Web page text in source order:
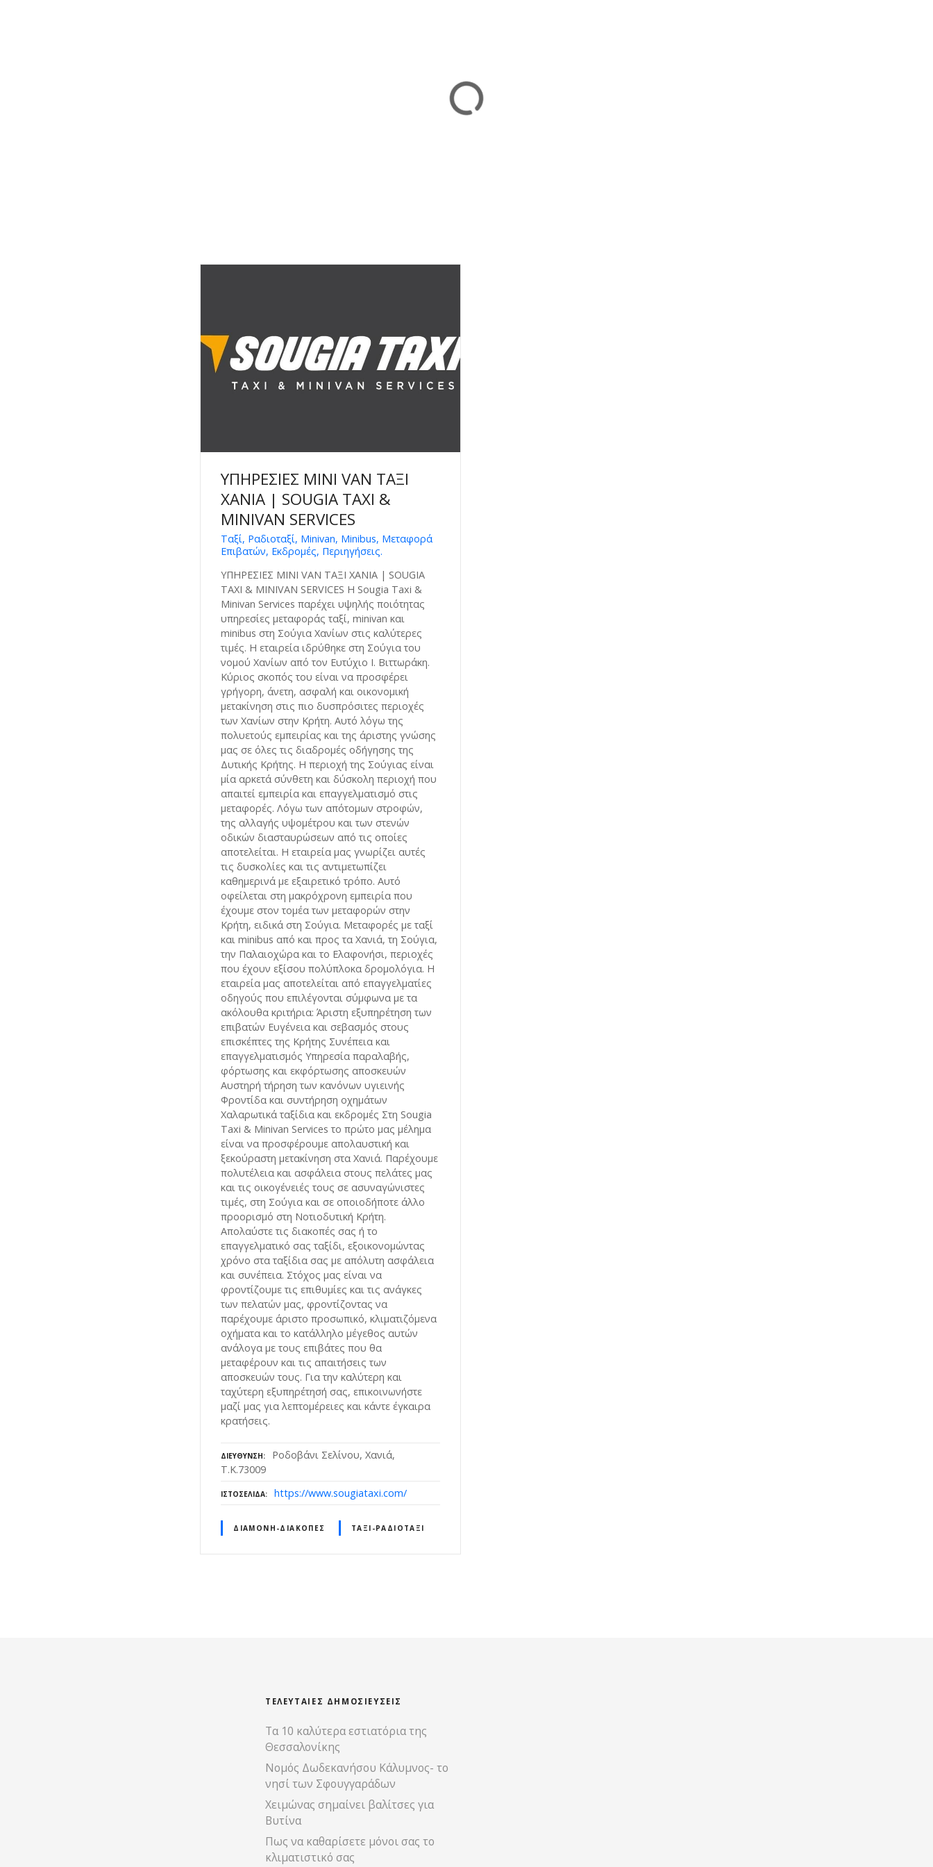
ΥΠΗΡΕΣΙΕΣ MINI VAN ΤΑΞΙ
ΧΑΝΙΑ | SOUGIA TAXI &
MINIVAN SERVICES
Ταξί, Ραδιοταξί, Minivan, Minibus, Μεταφορά
Επιβατών, Εκδρομές, Περιηγήσεις.
ΥΠΗΡΕΣΙΕΣ MINI VAN ΤΑΞΙ ΧΑΝΙΑ | SOUGIA
TAXI & MINIVAN SERVICES Η Sougia Taxi &
Minivan Services παρέχει υψηλής ποιότητας
υπηρεσίες μεταφοράς ταξί, minivan και
minibus στη Σούγια Χανίων στις καλύτερες
τιμές. Η εταιρεία ιδρύθηκε στη Σούγια του
νομού Χανίων από τον Ευτύχιο Ι. Βιττωράκη.
Κύριος σκοπός του είναι να προσφέρει
γρήγορη, άνετη, ασφαλή και οικονομική
μετακίνηση στις πιο δυσπρόσιτες περιοχές
των Χανίων στην Κρήτη. Αυτό λόγω της
πολυετούς εμπειρίας και της άριστης γνώσης
μας σε όλες τις διαδρομές οδήγησης της
Δυτικής Κρήτης. Η περιοχή της Σούγιας είναι
μία αρκετά σύνθετη και δύσκολη περιοχή που
απαιτεί εμπειρία και επαγγελματισμό στις
μεταφορές. Λόγω των απότομων στροφών,
της αλλαγής υψομέτρου και των στενών
οδικών διασταυρώσεων από τις οποίες
αποτελείται. Η εταιρεία μας γνωρίζει αυτές
τις δυσκολίες και τις αντιμετωπίζει
καθημερινά με εξαιρετικό τρόπο. Αυτό
οφείλεται στη μακρόχρονη εμπειρία που
έχουμε στον τομέα των μεταφορών στην
Κρήτη, ειδικά στη Σούγια. Μεταφορές με ταξί
και minibus από και προς τα Χανιά, τη Σούγια,
την Παλαιοχώρα και το Ελαφονήσι, περιοχές
που έχουν εξίσου πολύπλοκα δρομολόγια. Η
εταιρεία μας αποτελείται από επαγγελματίες
οδηγούς που επιλέγονται σύμφωνα με τα
ακόλουθα κριτήρια: Άριστη εξυπηρέτηση των
επιβατών Ευγένεια και σεβασμός στους
επισκέπτες της Κρήτης Συνέπεια και
επαγγελματισμός Υπηρεσία παραλαβής,
φόρτωσης και εκφόρτωσης αποσκευών
Αυστηρή τήρηση των κανόνων υγιεινής
Φροντίδα και συντήρηση οχημάτων
Χαλαρωτικά ταξίδια και εκδρομές Στη Sougia
Taxi & Minivan Services το πρώτο μας μέλημα
είναι να προσφέρουμε απολαυστική και
ξεκούραστη μετακίνηση στα Χανιά. Παρέχουμε
πολυτέλεια και ασφάλεια στους πελάτες μας
και τις οικογένειές τους σε ασυναγώνιστες
τιμές, στη Σούγια και σε οποιοδήποτε άλλο
προορισμό στη Νοτιοδυτική Κρήτη.
Απολαύστε τις διακοπές σας ή το
επαγγελματικό σας ταξίδι, εξοικονομώντας
χρόνο στα ταξίδια σας με απόλυτη ασφάλεια
και συνέπεια. Στόχος μας είναι να
φροντίζουμε τις επιθυμίες και τις ανάγκες
των πελατών μας, φροντίζοντας να
παρέχουμε άριστο προσωπικό, κλιματιζόμενα
οχήματα και το κατάλληλο μέγεθος αυτών
ανάλογα με τους επιβάτες που θα
μεταφέρουν και τις απαιτήσεις των
αποσκευών τους. Για την καλύτερη και
ταχύτερη εξυπηρέτησή σας, επικοινωνήστε
μαζί μας για λεπτομέρειες και κάντε έγκαιρα
κρατήσεις.
ΔΙΕΎΘΥΝΣΗ
Ροδοβάνι Σελίνου, Χανιά,
Τ.Κ.73009
ΙΣΤΟΣΕΛΊΔΑ https://www.sougiataxi.com/
ΔΙΑΜΟΝΉ-ΔΙΑΚΟΠΈΣ ΤΑΞΊ-ΡΑΔΙΟΤΑΞΊ
ΤΕΛΕΥΤΑΊΕΣ ΔΗΜΟΣΙΕΎΣΕΙΣ
Τα 10 καλύτερα εστιατόρια της
Θεσσαλονίκης
Νομός Δωδεκανήσου Κάλυμνος- το
νησί των Σφουγγαράδων
Χειμώνας σημαίνει βαλίτσες για
Βυτίνα
Πως να καθαρίσετε μόνοι σας το
κλιματιστικό σας